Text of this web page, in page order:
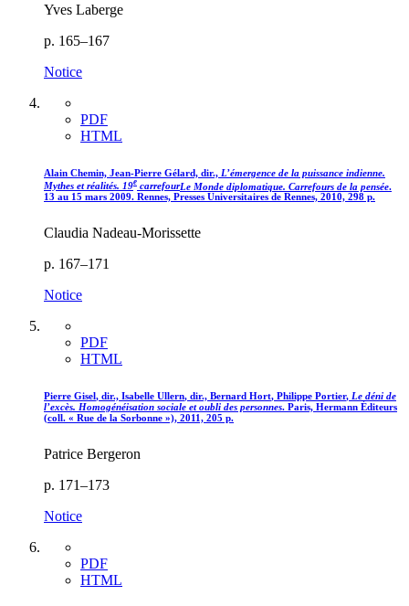
Yves Laberge
p. 165–167
Notice
PDF
HTML
Alain Chemin, Jean-Pierre Gélard, dir., L’émergence de la puissance indienne.
Mythes et réalités. 19e carrefourLe Monde diplomatique. Carrefours de la pensée
13 au 15 mars 2009. Rennes, Presses Universitaires de Rennes, 2010, 298 p.
Claudia Nadeau-Morissette
p. 167–171
Notice
PDF
HTML
Pierre Gisel, dir., Isabelle Ullern, dir., Bernard Hort, Philippe Portier, Le déni de
l’excès. Homogénéisation sociale et oubli des personnes. Paris, Hermann Éditeurs
(coll. « Rue de la Sorbonne »), 2011, 205 p.
Patrice Bergeron
p. 171–173
Notice
PDF
HTML